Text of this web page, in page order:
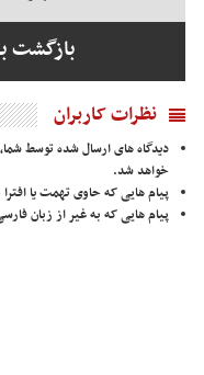
بازگشت
نظرات کاربران
دیدگاه های ارسال شده توسط
خواهد شد.
پیام هایی که حاوی تهمت یا
پیام هایی که به غیر از زبان